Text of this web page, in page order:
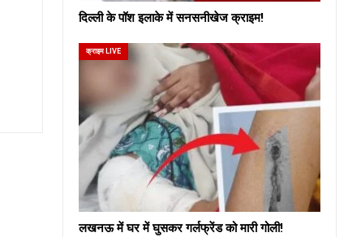
दिल्ली के पॉश इलाके में सनसनीखेज क्राइम!
क्राइम LIVE
लखनऊ में घर में घुसकर गर्लफ्रेंड को मारी गोली!